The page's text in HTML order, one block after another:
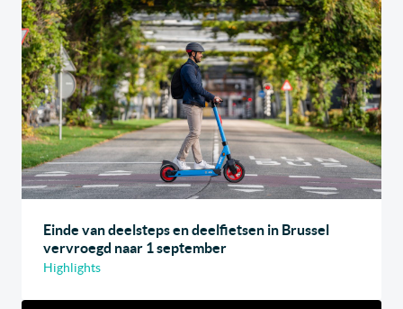
Einde van deelsteps en deelfietsen in Brussel
vervroegd naar 1 september
Highlights